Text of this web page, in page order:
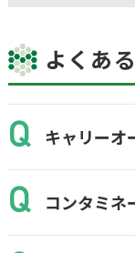
よくあ
キャリーオ
コンタミネ